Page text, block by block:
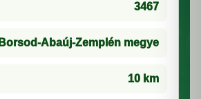
3467
Borsod-Abaúj-Zemplén megye
10 km